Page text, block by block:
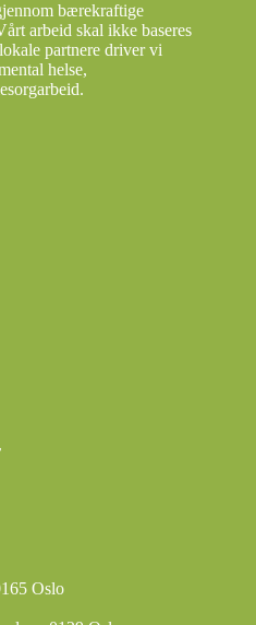
bærekraftige
arbeid skal ikke baseres
partnere driver vi
helse,
Oslo